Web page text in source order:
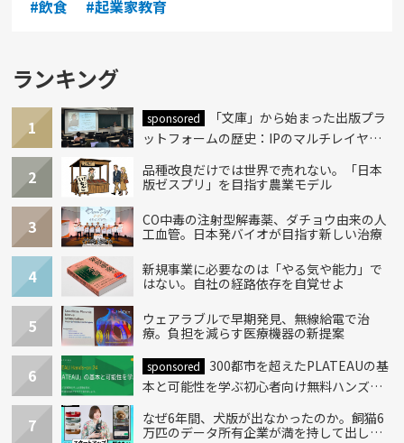
#飲食 #起業家教育
ランキング
1 sponsored
「文庫」から始まった出版プラ
ットフォームの歴史：IPのマルチレイヤー
2
品種改良だけでは世界で売れない。「日本
版ゼスプリ」を目指す農業モデル
3
CO中毒の注射型解毒薬、ダチョウ由来の人
工血管。日本発バイオが目指す新しい治療
4
新規事業に必要なのは「やる気や能力」で
はない。自社の経路依存を自覚せよ
5
ウェアラブルで早期発見、無線給電で治
療。負担を減らす医療機器の新提案
6 sponsored
300都市を超えたPLATEAUの基
本と可能性を学ぶ初心者向け無料ハンズオ
7
なぜ6年間、犬版が出なかったのか。飼猫6
万匹のデータ所有企業が満を持して出し